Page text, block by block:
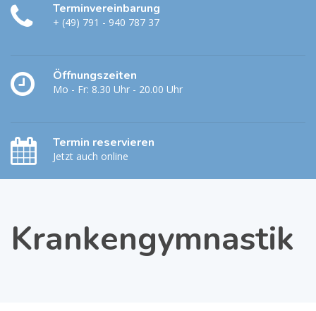
Terminvereinbarung
+ (49) 791 - 940 787 37
Öffnungszeiten
Mo - Fr: 8.30 Uhr - 20.00 Uhr
Termin reservieren
Jetzt auch online
Krankengymnastik